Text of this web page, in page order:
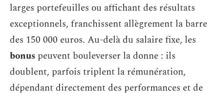
larges portefeuilles ou affichant des résultats
exceptionnels, franchissent allègrement la barre
des 150 000 euros. Au-delà du salaire fixe, les
bonus peuvent bouleverser la donne : ils
doublent, parfois triplent la rémunération,
dépendant directement des performances et de